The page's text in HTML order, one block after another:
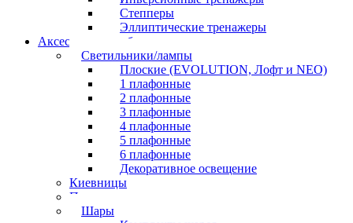
Степперы
Эллиптические тренажеры
Аксессуары для бильярда
Светильники/лампы
Плоские (EVOLUTION, Лофт и NEO)
1 плафонные
2 плафонные
3 плафонные
4 плафонные
5 плафонные
6 плафонные
Декоративное освещение
Киевницы
Полочки
Шары